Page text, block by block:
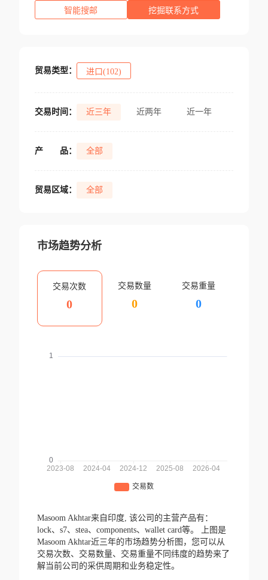
智能搜邮 挖掘联系方式
贸易类型： 进口(102)
交易时间： 近三年 近两年 近一年
产 品： 全部
贸易区域： 全部
市场趋势分析
交易次数
0
交易数量
0
交易重量
0
Masoom Akhtar来自印度, 该公司的主营产品有：
lock、s7、stea、components、wallet card等。
上图是
Masoom Akhtar近三年的市场趋势分析图，您可以从
交易次数、交易数量、交易重量不同纬度的趋势来了
解当前公司的采供周期和业务稳定性。